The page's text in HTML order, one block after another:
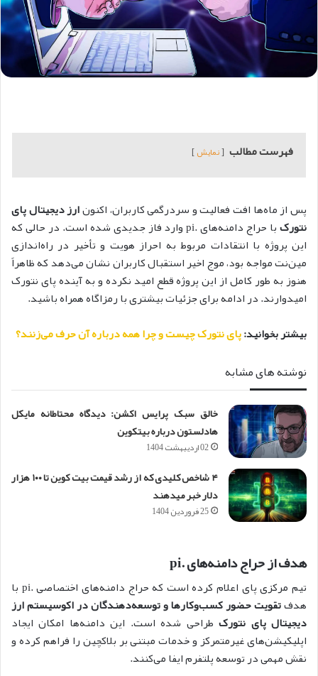
فهرست مطالب نمایش
پس از ماه‌ها افت فعالیت و سردرگمی کاربران، اکنونارز دیجیتال پای
نتورک
با حراج دامنه‌های .pi وارد فاز جدیدی شده است. در حالی که
این پروژه با انتقادات مربوط به احراز هویت و تأخیر در راه‌اندازی
مین‌نت مواجه بود، موج اخیر استقبال کاربران نشان می‌دهد که ظاهراً
هنوز به طور کامل از این پروژه قطع امید نکرده و به آینده پای نتورک
امیدوارند. در ادامه برای جزئیات بیشتری با رمزاگاه همراه باشید.
بیشتر بخوانید:پای نتورک چیست و چرا همه درباره آن حرف می‌زنند؟
نوشته های مشابه
خالق سبک پرایس اکشن: دیدگاه محتاطانه مایکل
هادلستون درباره بیتکوین
02 اردیبهشت 1404
۴ شاخص کلیدی که از رشد قیمت بیت کوین تا ۱۰۰ هزار
دلار خبر می‎دهند
25 فروردین 1404
هدف از حراج دامنه‌های .pi
تیم مرکزی پای اعلام کرده است که حراج دامنه‌های اختصاصی .pi با
هدفتقویت حضور کسب‌وکارها و توسعه‌دهندگان در اکوسیستم ارز
دیجیتال پای نتورکطراحی شده است. این دامنه‌ها امکان ایجاد
اپلیکیشن‌های غیرمتمرکز و خدمات مبتنی بر بلاکچین را فراهم کرده و
نقش مهمی در توسعه پلتفرم ایفا می‌کنند.